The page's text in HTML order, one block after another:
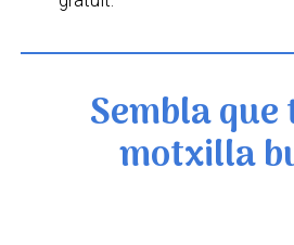
Sembla
motxilla